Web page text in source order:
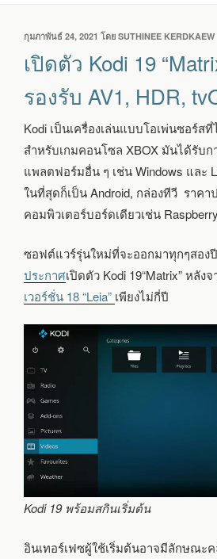
เขียน
ที่
กุมภาพันธ์ 24, 2021 โดย SUTHINEE KERDKAEW
เปิดตัว Kodi 19
รองรับ AV1, HDR,
Kodi เป็นเครื่องเล่นแบบโอเพ่นซอร์ส
สำหรับเกมคอนโซล XBOX มันได้รับก
แพลตฟอร์มอื่น ๆ เช่น Windows และ
ในที่สุดก็เป็น Android, กล่องทีวี ราคา
คอมพิวเตอร์บอร์ดเดียวเช่น
ซอฟต์แวร์รุ่นใหม่ที่จะออกมาทุกๆสอ
ประกาศเปิดตัว Kodi 19“Matrix” หลัง
เวอร์ชั่น 18 “Leia” เพียงไม่กี่ปี
Kodi 19 พร้อมสกินเริ่มต้น
อินเทอร์เฟซผู้ใช้เริ่มต้นอาจมีลักษณะ